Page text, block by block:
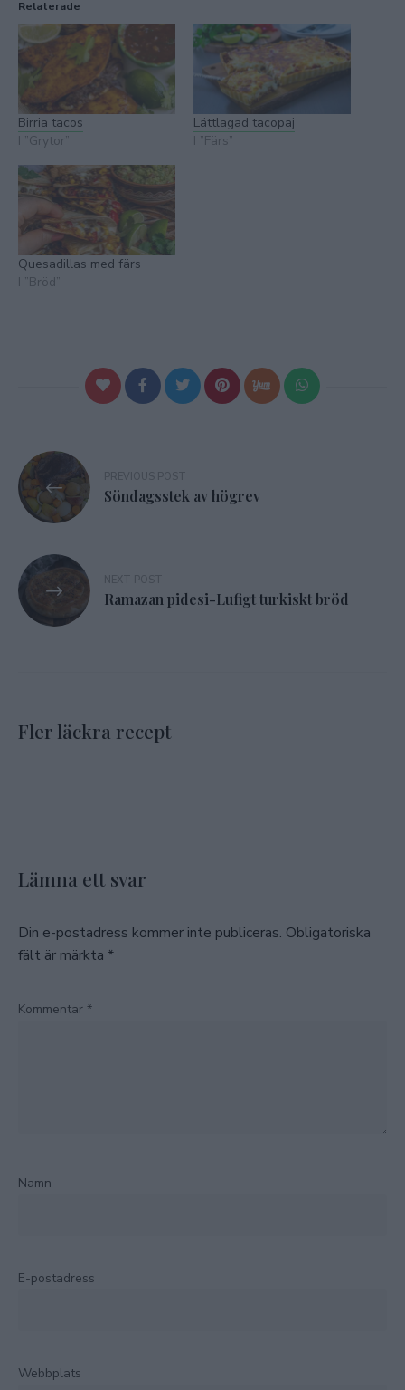
Relaterade
Birria tacos
I ”Grytor”
Lättlagad tacopaj
I ”Färs”
Quesadillas med färs
I ”Bröd”
Inläggsnavigering
Söndagsstek av högrev
Ramazan pidesi-Lufigt turkiskt bröd
Fler läckra recept
Lämna ett svar
Din e-postadress kommer inte publiceras. Obligatoriska
fält är märkta *
Kommentar *
Namn
E-postadress
Webbplats